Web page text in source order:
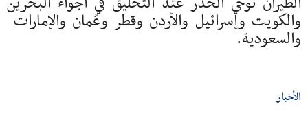
والكويت وإسرائيل والأردن ⁠وقطر ​وعُمان والإمارات ​
والسعودية.
الأخبار